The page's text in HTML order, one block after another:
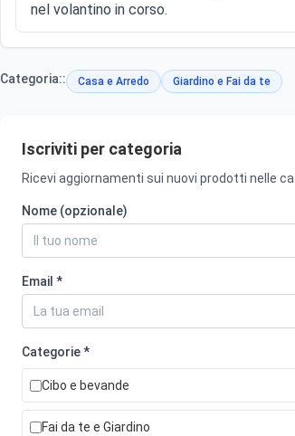
nel volantino in corso.
Categoria:: Casa e Arredo Giardino e Fai da te
Iscriviti per categoria
Ricevi aggiornamenti sui nuovi prodotti nelle
Nome (opzionale)
Email *
Categorie *
Cibo e bevande
Fai da te e Giardino